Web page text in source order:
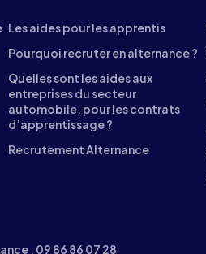
Les aides pour les apprentis
Pourquoi recruter en alternance ?
Quelles sont les aides aux
entreprises du secteur
automobile, pour les contrats
d’apprentissage ?
Recrutement Alternance
: 09 86 86 07 28